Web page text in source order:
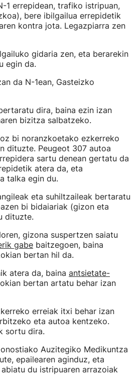
1 errepidean, trafiko istripuan,
bere ibilgailua errepidetik
kontra jota. Legazpiarra zen
gidaria zen, eta berarekin
egin da.
da N-1ean, Gasteizko
dira, baina ezin izan
bizitza salbatzeko.
bi noranzkoetako ezkerreko
dituzte. Peugeot 307 autoa
sartu denean gertatu da
atera da, eta
talka egin du.
eta suhiltzaileak bertaratu
bi bidaiariak (gizon eta
dituzte.
gizona suspertzen saiatu
gabe baitzegoen, baina
bertan hil da.
atera da, baina antsietate-
bertan artatu behar izan
erreiak itxi behar izan
eta autoa kentzeko.
sortu dira.
Auzitegiko Medikuntza
epailearen aginduz, eta
du istripuaren arrazoiak